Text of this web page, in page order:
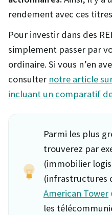
rendement avec ces
Pour investir dans des
simplement passer par
ordinaire. Si vous n’en
consulter notre article
incluant un comparatif
Parmi les plus
trouverez par
(immobilier
(infrastructures
American Tower
les